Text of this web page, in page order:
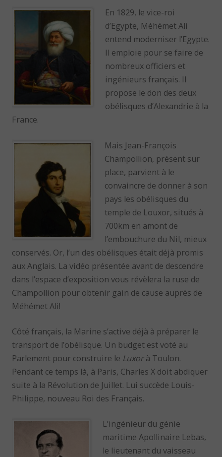
En 1829, le vice-roi
d’Egypte, Méhémet Ali
entend moderniser l’Egypte.
Il emploie pour se faire de
nombreux officiers et
ingénieurs français. Il
propose le don des deux
obélisques d’Alexandrie à la
France.
Mais Jean-François
Champollion, présent sur
place, parvient à le
convaincre de donner à son
pays les obélisques du
temple de Louxor, situés à
700km en amont de
l’embouchure du Nil, mieux
conservés. Or, l’un des obélisques était déjà promis
aux Anglais. La vidéo présentée avant de descendre
dans l’espace d’exposition vous révèlera la ruse de
Champollion pour obtenir gain de cause auprès de
Méhémet Ali!
Côté français, la Marine s’active déjà à préparer le
transport de l’obélisque. Un budget est voté au
Parlement pour construire le Luxorà Toulon.
Pendant ce temps là, à Paris, Charles X doit abdiquer
suite à la Révolution de Juillet. Lui succède Louis-
Philippe, nouveau Roi des Français.
L’ingénieur du génie
maritime Apollinaire Lebas,
le lieutenant du vaisseau